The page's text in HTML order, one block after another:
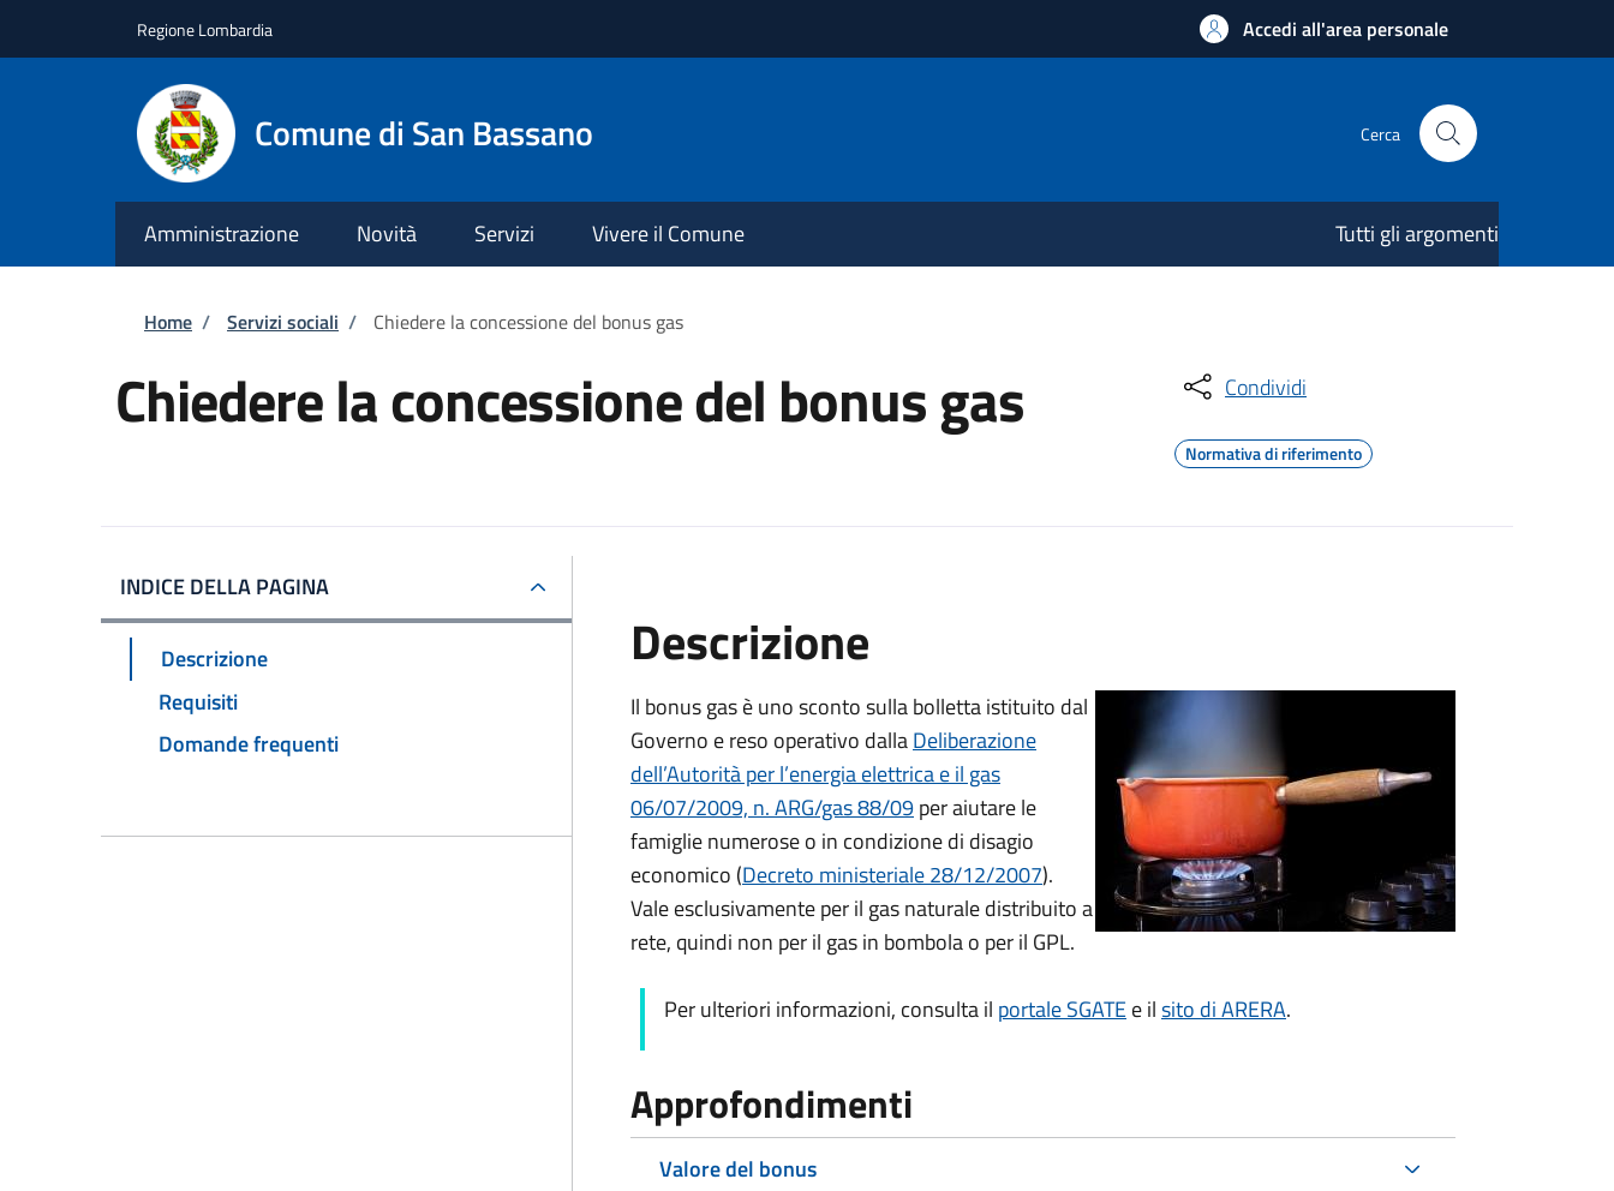
Regione Lombardia Accedi all'area personale
Comune di San Bassano Cerca
Amministrazione Novità Servizi Vivere il Comune Tutti gli argomenti
Briciole di pane
Home / Servizi sociali / Chiedere la concessione del bonus gas
Chiedere la concessione del bonus gas Condividi
Normativa di riferimento
INDICE DELLA PAGINA
Descrizione
Requisiti
Domande frequenti
Descrizione
Il bonus gas è uno sconto sulla bolletta istituito dal
Governo e reso operativo dallaDeliberazione
dell’Autorità per l’energia elettrica e il gas
06/07/2009, n. ARG/gas 88/09per aiutare le
famiglie numerose o in condizione di disagio
economico (Decreto ministeriale 28/12/2007).
Vale esclusivamente per il gas naturale distribuito a
rete, quindi non per il gas in bombola o per il GPL.
Per ulteriori informazioni, consulta il portale SGATEe ilsito di ARERA.
Approfondimenti
Valore del bonus